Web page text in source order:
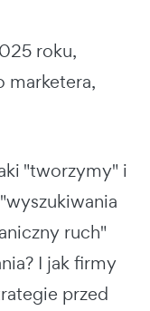
roku,
marketera,
"tworzymy" i
ruch"
I jak firmy
przed